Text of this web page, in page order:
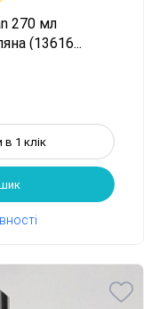
270 мл
(13616...
1 клік